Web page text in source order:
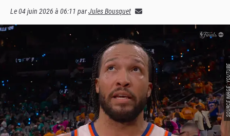
Le04 juin 2026 à 06:11 parJules Bousquet
SOURCE